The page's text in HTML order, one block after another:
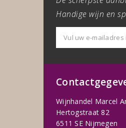
Handige wijn en
Wijnhandel Marcel
Hertogstraat 82
6511 SE Nijmegen